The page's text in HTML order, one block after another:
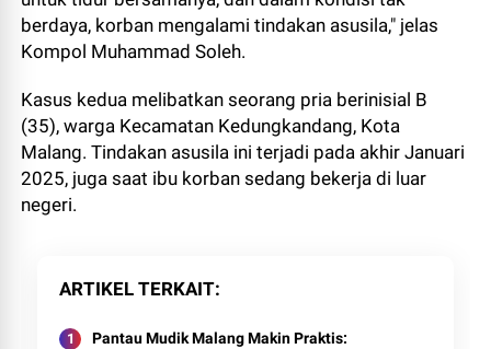
berdaya, korban mengalami tindakan asusila," jelas
Kompol Muhammad Soleh.
Kasus kedua melibatkan seorang pria berinisial B
(35), warga Kecamatan Kedungkandang, Kota
Malang. Tindakan asusila ini terjadi pada akhir Januari
2025, juga saat ibu korban sedang bekerja di luar
negeri.
ARTIKEL TERKAIT
Pantau Mudik Malang Makin Praktis: